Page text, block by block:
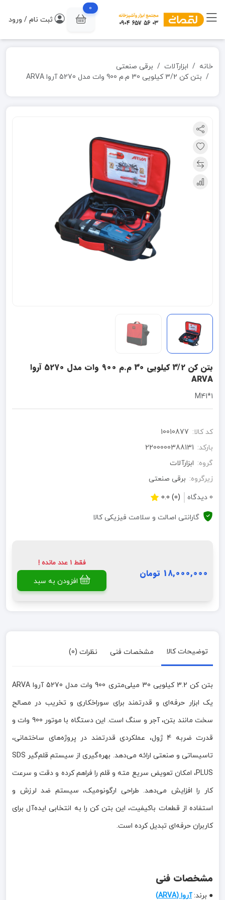
0
ثبت نام / ورود
خانه ابزارآلات
برقی صنعتی
بتن کن 3/2 کیلویی 30 م.م 900 وات مدل 5270 آروا ARVA
بتن کن 3/2 کیلویی 30 م.م 900 وات مدل 5270 آروا
ARVA
1*M41
کد کالا: 10010877
بارکد: 2200000388131
گروه: ابزارآلات
زیرگروه: برقی صنعتی
0 دیدگاه
(0) 0.0
گارانتی اصالت و سلامت فیزیکی کالا
18,000,000 تومان
فقط 1 عدد مانده !
افزودن به سبد
توضیحات کالا مشخصات فنی نظرات (0)
بتن کن 3.2 کیلویی 30 میلی‌متری 900 وات مدل 5270 آروا ARVA
یک ابزار حرفه‌ای و قدرتمند برای سوراخکاری و تخریب در مصالح
سخت مانند بتن، آجر و سنگ است. این دستگاه با موتور 900 وات و
قدرت ضربه 4 ژول، عملکردی قدرتمند در پروژه‌های ساختمانی،
تاسیساتی و صنعتی ارائه می‌دهد. بهره‌گیری از سیستم قلم‌گیر SDS
PLUS، امکان تعویض سریع مته و قلم را فراهم کرده و دقت و سرعت
کار را افزایش می‌دهد. طراحی ارگونومیک، سیستم ضد لرزش و
استفاده از قطعات باکیفیت، این بتن کن را به انتخابی ایده‌آل برای
کاربران حرفه‌ای تبدیل کرده است.
مشخصات فنی
● برند:آروا (ARVA)